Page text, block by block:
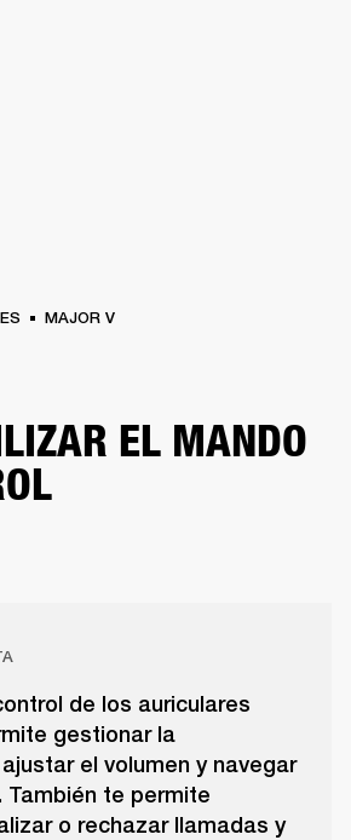
MAJOR V
EL MANDO
de los auriculares
gestionar la
el volumen y navegar
También te permite
o rechazar llamadas y